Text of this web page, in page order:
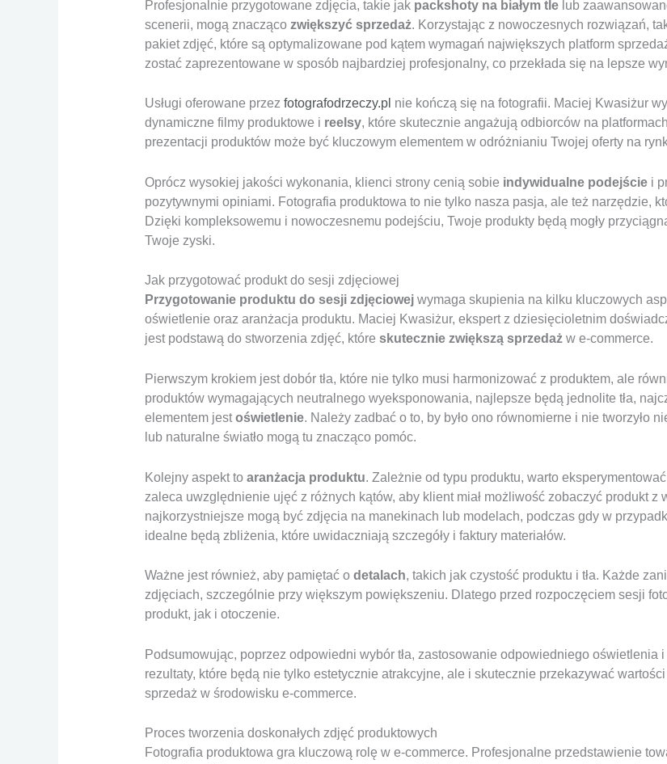
Profesjonalnie przygotowane zdjęcia, takie jak packshoty na białym tlelub
scenerii, mogą znacząco zwiększyć sprzedaż. Korzystając z nowoczesnych rozwiązań,
pakiet zdjęć, które są optymalizowane pod kątem wymagań największych platform
zostać zaprezentowane w sposób najbardziej profesjonalny, co przekłada się na lepsze
Usługi oferowane przez fotografodrzeczy.pl nie kończą się na fotografii. Maciej Kwasiżur
dynamiczne filmy produktowe i reelsy, które skutecznie angażują odbiorców na
prezentacji produktów może być kluczowym elementem w odróżnianiu Twojej oferty na
Oprócz wysokiej jakości wykonania, klienci strony cenią sobie indywidualne podejściei
pozytywnymi opiniami. Fotografia produktowa to nie tylko nasza pasja, ale też narzędzie,
Dzięki kompleksowemu i nowoczesnemu podejściu, Twoje produkty będą mogły
Twoje zyski.
Jak przygotować produkt do sesji zdjęciowej
Przygotowanie produktu do sesji zdjęciowejwymaga skupienia na kilku kluczowych
oświetlenie oraz aranżacja produktu. Maciej Kwasiżur, ekspert z dziesięcioletnim
jest podstawą do stworzenia zdjęć, które skutecznie zwiększą sprzedażw e-commerce.
Pierwszym krokiem jest dobór tła, które nie tylko musi harmonizować z produktem, ale
produktów wymagających neutralnego wyeksponowania, najlepsze będą jednolite tła,
elementem jestoświetlenie. Należy zadbać o to, by było ono równomierne i nie tworzyło
lub naturalne światło mogą tu znacząco pomóc.
Kolejny aspekt to aranżacja produktu. Zależnie od typu produktu, warto
zaleca uwzględnienie ujęć z różnych kątów, aby klient miał możliwość zobaczyć produkt z
najkorzystniejsze mogą być zdjęcia na manekinach lub modelach, podczas gdy w
idealne będą zbliżenia, które uwidaczniają szczegóły i faktury materiałów.
Ważne jest również, aby pamiętać o detalach, takich jak czystość produktu i tła. Każde
zdjęciach, szczególnie przy większym powiększeniu. Dlatego przed rozpoczęciem sesji
produkt, jak i otoczenie.
Podsumowując, poprzez odpowiedni wybór tła, zastosowanie odpowiedniego
rezultaty, które będą nie tylko estetycznie atrakcyjne, ale i skutecznie przekazywać
sprzedaż w środowisku e-commerce.
Proces tworzenia doskonałych zdjęć produktowych
Fotografia produktowa gra kluczową rolę w e-commerce. Profesjonalne przedstawienie